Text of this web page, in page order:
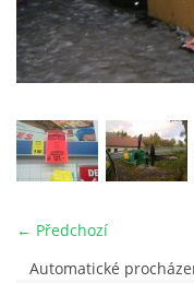
← Předchozí
Automatické